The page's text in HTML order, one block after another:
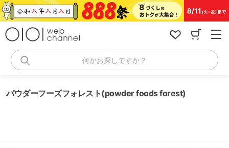
コ
ン
何かお探しですか？
パウダーフーズフォレスト(powder foods forest)